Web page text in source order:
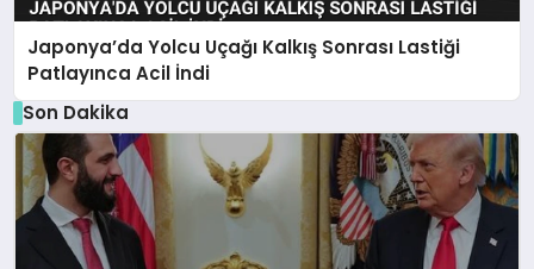
Japonya’da Yolcu Uçağı Kalkış Sonrası Lastiği
Patlayınca Acil İndi
Son Dakika